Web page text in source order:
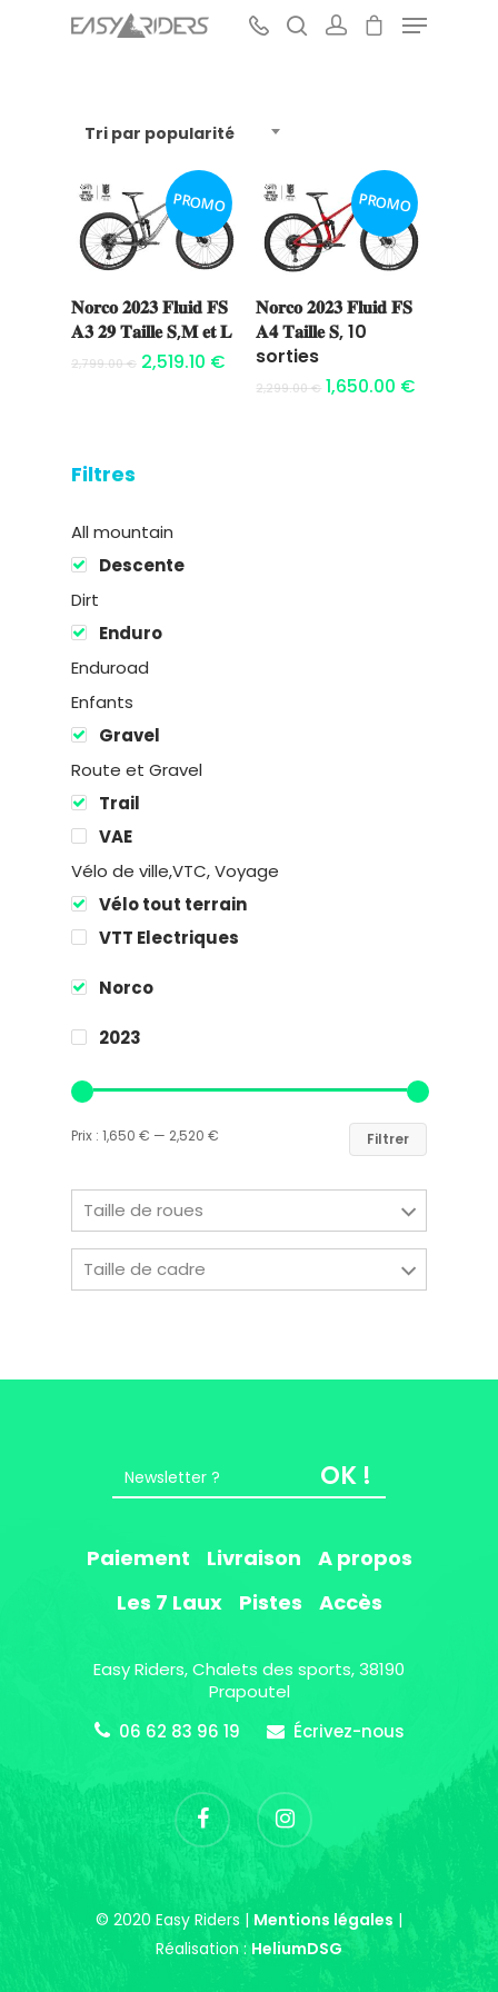
Hit enter to search or ESC to close
Tri par popularité
Filtres
All mountain
Descente
Dirt
Enduro
Enduroad
Enfants
Gravel
Route et Gravel
Trail
VAE
Vélo de ville,VTC, Voyage
Vélo tout terrain
VTT Electriques
Norco
2023
Filtrer
Prix : 1,650 € — 2,520 €
Taille de roues
Taille de cadre
PROMO
Ajouter au
panier
𝐍𝐨𝐫𝐜𝐨 𝟐𝟎𝟐𝟑 𝐅𝐥𝐮𝐢𝐝 𝐅𝐒
𝐀𝟑 𝟐𝟗 𝐓𝐚𝐢𝐥𝐥𝐞 𝐒,𝐌 𝐞𝐭 𝐋
2,799.00€ 2,519.10 €
PROMO
Ajouter au
panier
𝐍𝐨𝐫𝐜𝐨 𝟐𝟎𝟐𝟑 𝐅𝐥𝐮𝐢𝐝 𝐅𝐒
𝐀𝟒 𝐓𝐚𝐢𝐥𝐥𝐞 𝐒, 10
sorties
2,299.00€ 1,650.00 €
OK !
Paiement Livraison
A propos
Les 7 Laux
Pistes Accès
Easy Riders, Chalets des sports, 38190
Prapoutel
06 62 83 96 19
Écrivez-nous
© 2020 Easy Riders | Mentions légales |
Réalisation : HeliumDSG
38190 Prapoutel